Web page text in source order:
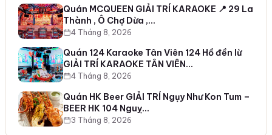
Quán MCQUEEN GIẢI TRÍ KARAOKE 📍 29 La
Thành , Ô Chợ Dừa ,…
4 Tháng 8, 2026
Quán 124 Karaoke Tân Viên 124 Hồ đền lừ
GIẢI TRÍ KARAOKE TÂN VIÊN…
4 Tháng 8, 2026
Quán HK Beer GIẢI TRÍ Ngụy Như Kon Tum –
BEER HK 104 Nguỵ…
3 Tháng 8, 2026